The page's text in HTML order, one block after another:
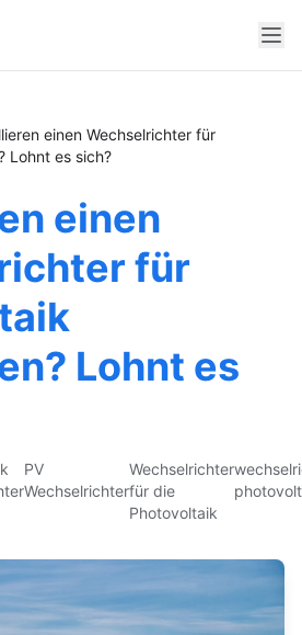
einen Wechselrichter für
Lohnt es sich?
einen
für
Lohnt es
PV
Wechselrichter
Wechselrichter
für die
Photovoltaik